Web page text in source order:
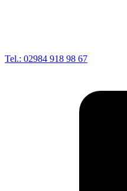
Tel.: 02984 918 98 67